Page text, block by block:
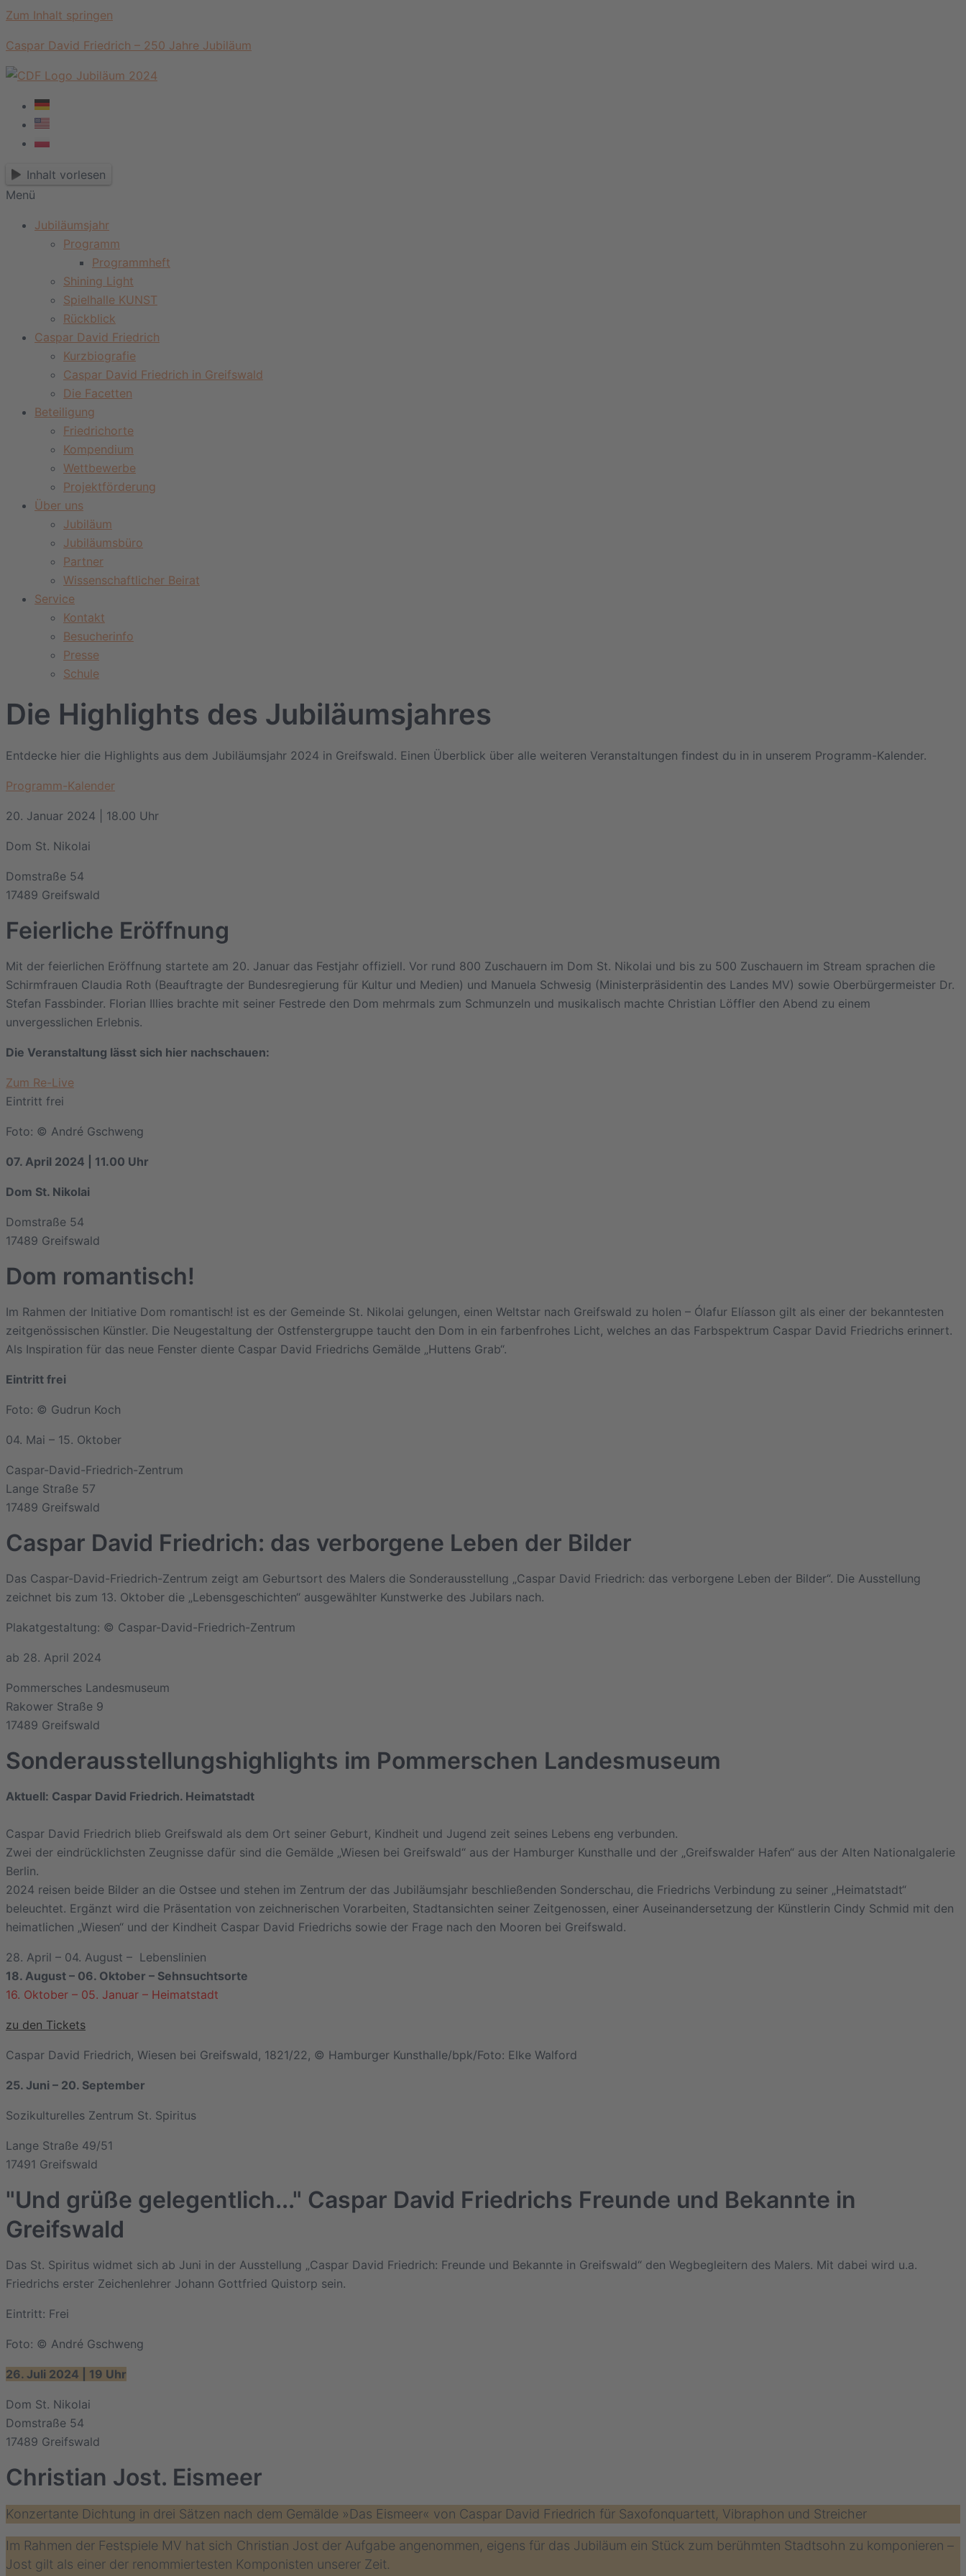
Zum Inhalt springen
Caspar David Friedrich – 250 Jahre Jubiläum
Inhalt vorlesen
Menü
Jubiläumsjahr
Programm
Programmheft
Shining Light
Spielhalle KUNST
Rückblick
Caspar David Friedrich
Kurzbiografie
Caspar David Friedrich in Greifswald
Die Facetten
Beteiligung
Friedrichorte
Kompendium
Wettbewerbe
Projektförderung
Über uns
Jubiläum
Jubiläumsbüro
Partner
Wissenschaftlicher Beirat
Service
Kontakt
Besucherinfo
Presse
Schule
Die Highlights des Jubiläumsjahres
Entdecke hier die Highlights aus dem Jubiläumsjahr 2024 in Greifswald. Einen Überblick über alle weiteren Veranstaltungen findest du in in unserem Programm-Kalender.
Programm-Kalender
20. Januar 2024 | 18.00 Uhr
Dom St. Nikolai
Domstraße 54
17489 Greifswald
Feierliche Eröffnung
Mit der feierlichen Eröffnung startete am 20. Januar das Festjahr offiziell. Vor rund 800 Zuschauern im Dom St. Nikolai und bis zu 500 Zuschauern im Stream sprachen die
Schirmfrauen Claudia Roth (Beauftragte der Bundesregierung für Kultur und Medien) und Manuela Schwesig (Ministerpräsidentin des Landes MV) sowie Oberbürgermeister Dr.
Stefan Fassbinder. Florian Illies brachte mit seiner Festrede den Dom mehrmals zum Schmunzeln und musikalisch machte Christian Löffler den Abend zu einem
unvergesslichen Erlebnis.
Die Veranstaltung lässt sich hier nachschauen:
Zum Re-Live
Eintritt frei
Foto: © André Gschweng
07. April 2024 | 11.00 Uhr
Dom St. Nikolai
Domstraße 54
17489 Greifswald
Dom romantisch!
Im Rahmen der Initiative Dom romantisch! ist es der Gemeinde St. Nikolai gelungen, einen Weltstar nach Greifswald zu holen – Ólafur Elíasson gilt als einer der bekanntesten
zeitgenössischen Künstler. Die Neugestaltung der Ostfenstergruppe taucht den Dom in ein farbenfrohes Licht, welches an das Farbspektrum Caspar David Friedrichs erinnert.
Als Inspiration für das neue Fenster diente Caspar David Friedrichs Gemälde „Huttens Grab“.
Eintritt frei
Foto: © Gudrun Koch
04. Mai – 15. Oktober
Caspar-David-Friedrich-Zentrum
Lange Straße 57
17489 Greifswald
Caspar David Friedrich: das verborgene Leben der Bilder
Das Caspar-David-Friedrich-Zentrum zeigt am Geburtsort des Malers die Sonderausstellung „Caspar David Friedrich: das verborgene Leben der Bilder“. Die Ausstellung
zeichnet bis zum 13. Oktober die „Lebensgeschichten“ ausgewählter Kunstwerke des Jubilars nach.
Plakatgestaltung: © Caspar-David-Friedrich-Zentrum
ab 28. April 2024
Pommersches Landesmuseum
Rakower Straße 9
17489 Greifswald
Sonderausstellungshighlights im Pommerschen Landesmuseum
Aktuell: Caspar David Friedrich. Heimatstadt
Caspar David Friedrich blieb Greifswald als dem Ort seiner Geburt, Kindheit und Jugend zeit seines Lebens eng verbunden.
Zwei der eindrücklichsten Zeugnisse dafür sind die Gemälde „Wiesen bei Greifswald“ aus der Hamburger Kunsthalle und der „Greifswalder Hafen“ aus der Alten Nationalgalerie
Berlin.
2024 reisen beide Bilder an die Ostsee und stehen im Zentrum der das Jubiläumsjahr beschließenden Sonderschau, die Friedrichs Verbindung zu seiner „Heimatstadt“
beleuchtet. Ergänzt wird die Präsentation von zeichnerischen Vorarbeiten, Stadtansichten seiner Zeitgenossen, einer Auseinandersetzung der Künstlerin Cindy Schmid mit den
heimatlichen „Wiesen“ und der Kindheit Caspar David Friedrichs sowie der Frage nach den Mooren bei Greifswald.
28. April – 04. August – Lebenslinien
18. August – 06. Oktober – Sehnsuchtsorte
16. Oktober – 05. Januar – Heimatstadt
zu den Tickets
Caspar David Friedrich, Wiesen bei Greifswald, 1821/22, © Hamburger Kunsthalle/bpk/Foto: Elke Walford
25. Juni – 20. September
Sozikulturelles Zentrum St. Spiritus
Lange Straße 49/51
17491 Greifswald
"Und grüße gelegentlich..." Caspar David Friedrichs Freunde und Bekannte in
Greifswald
Das St. Spiritus widmet sich ab Juni in der Ausstellung „Caspar David Friedrich: Freunde und Bekannte in Greifswald“ den Wegbegleitern des Malers. Mit dabei wird u.a.
Friedrichs erster Zeichenlehrer Johann Gottfried Quistorp sein.
Eintritt: Frei
Foto: © André Gschweng
26. Juli 2024 | 19 Uhr
Dom St. Nikolai
Domstraße 54
17489 Greifswald
Christian Jost. Eismeer
Konzertante Dichtung in drei Sätzen nach dem Gemälde »Das Eismeer« von Caspar David Friedrich für Saxofonquartett, Vibraphon und Streicher
Im Rahmen der Festspiele MV hat sich Christian Jost der Aufgabe angenommen, eigens für das Jubiläum ein Stück zum berühmten Stadtsohn zu komponieren –
Jost gilt als einer der renommiertesten Komponisten unserer Zeit.